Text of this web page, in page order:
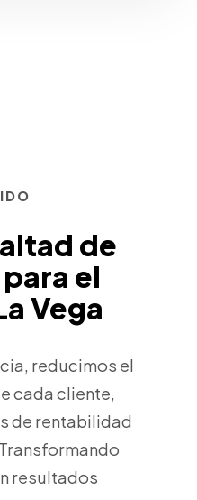
de
el
Vega
reducimos el
cada cliente,
de rentabilidad
resultados